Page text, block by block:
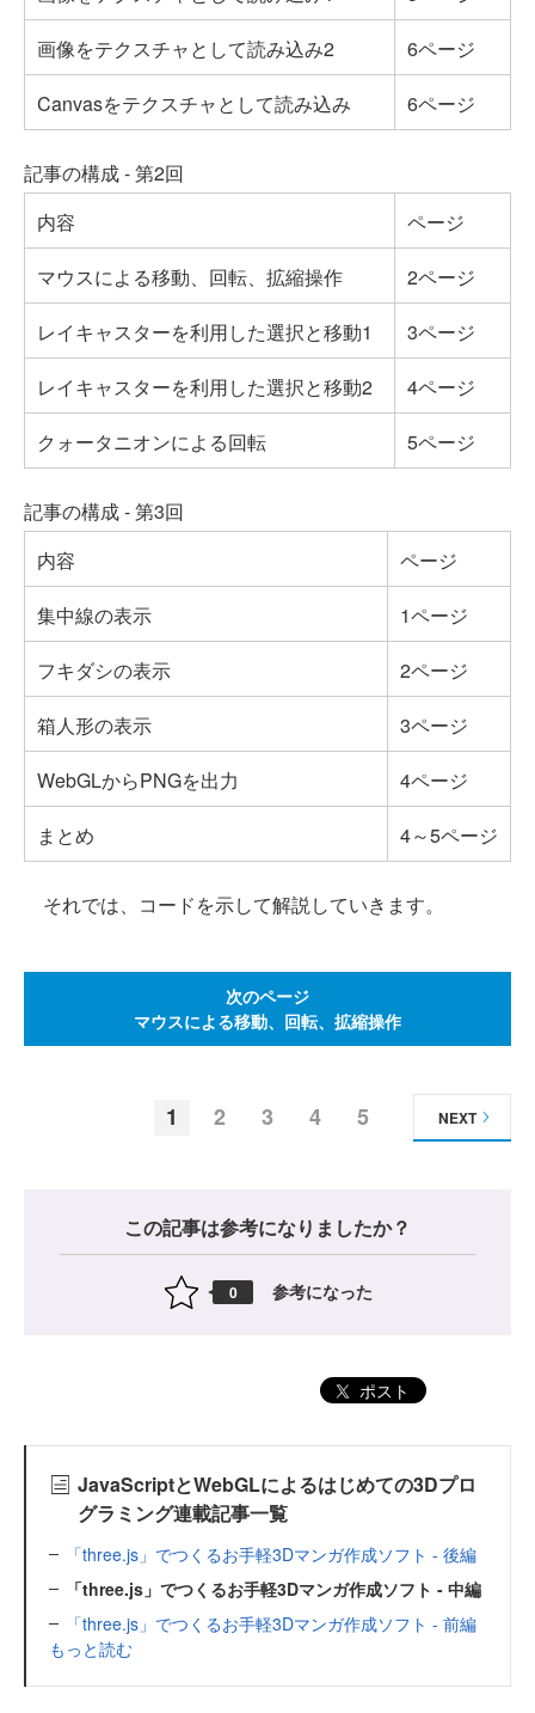
画像をテクスチャとして読み込み2
6ページ
Canvasをテクスチャとして読み込み
6ページ
記事の構成 - 第2回
内容
ページ
マウスによる移動、回転、拡縮操作
2ページ
レイキャスターを利用した選択と移動1
3ページ
レイキャスターを利用した選択と移動2
4ページ
クォータニオンによる回転
5ページ
記事の構成 - 第3回
内容
ページ
集中線の表示
1ページ
フキダシの表示
2ページ
箱人形の表示
3ページ
WebGLからPNGを出力
4ページ
まとめ
4～5ページ
それでは、コードを示して解説していきます。
次のページ
マウスによる移動、回転、拡縮操作
1 2 3 4 5 NEXT
この記事は参考になりましたか？
0 参考になった
ポスト
JavaScriptとWebGLによるはじめての3Dプロ
グラミング連載記事一覧
「three.js」でつくるお手軽3Dマンガ作成ソフト - 後編
「three.js」でつくるお手軽3Dマンガ作成ソフト - 中編
「three.js」でつくるお手軽3Dマンガ作成ソフト - 前編
もっと読む